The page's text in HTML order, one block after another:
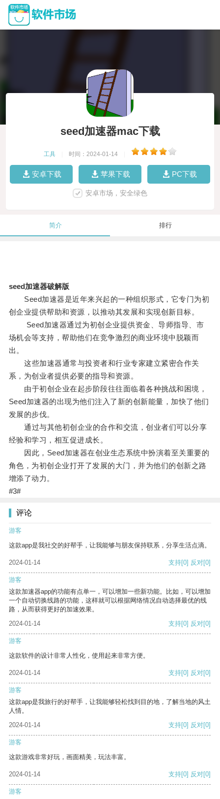
seed加速器mac下载
工具 时间：2024-01-14
安卓下载 苹果下载 PC下载
安卓市场，安全绿色
简介 排行
seed加速器破解版
Seed加速器是近年来兴起的一种组织形式，它专门为初
创企业提供帮助和资源，以推动其发展和实现创新目标。
Seed加速器通过为初创企业提供资金、导师指导、市
场机会等支持，帮助他们在竞争激烈的商业环境中脱颖而
出。
这些加速器通常与投资者和行业专家建立紧密合作关
系，为创业者提供必要的指导和资源。
由于初创企业在起步阶段往往面临着各种挑战和困境，
Seed加速器的出现为他们注入了新的创新能量，加快了他们
发展的步伐。
通过与其他初创企业的合作和交流，创业者们可以分享
经验和学习，相互促进成长。
因此，Seed加速器在创业生态系统中扮演着至关重要的
角色，为初创企业打开了发展的大门，并为他们的创新之路
增添了动力。
#3#
评论
游客
这款app是我社交的好帮手，让我能够与朋友保持联系，分享生活点滴。
2024-01-14 支持[0] 反对[0]
游客
这款加速器app的功能有点单一，可以增加一些新功能。比如，可以增加
一个自动切换线路的功能，这样就可以根据网络情况自动选择最优的线
路，从而获得更好的加速效果。
2024-01-14
支持[0] 反对[0]
游客
这款软件的设计非常人性化，使用起来非常方便。
2024-01-14 支持[0] 反对[0]
游客
这款app是我旅行的好帮手，让我能够轻松找到目的地，了解当地的风土
人情。
2024-01-14
支持[0] 反对[0]
游客
这款游戏非常好玩，画面精美，玩法丰富。
2024-01-14 支持[0] 反对[0]
游客